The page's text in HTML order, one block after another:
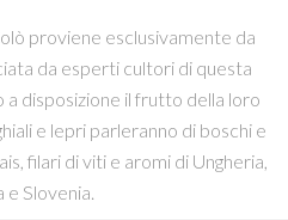
proviene esclusivamente da
da esperti cultori di questa
disposizione il frutto della loro
e lepri parleranno di boschi e
filari di viti e aromi di Ungheria,
e Slovenia.